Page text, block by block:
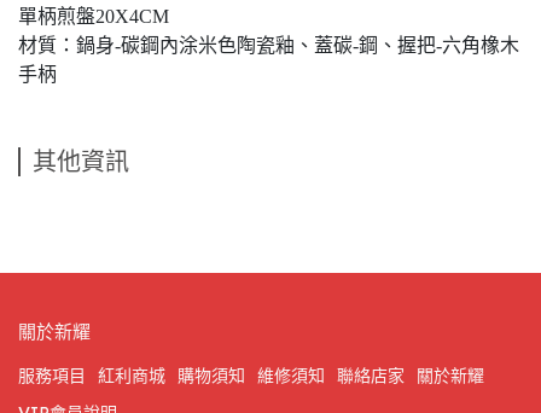
單柄煎盤20X4CM
材質：鍋身-碳鋼內涂米色陶瓷釉、蓋碳-鋼、握把-六角橡木
手柄
其他資訊
關於新耀
服務項目 紅利商城 購物須知 維修須知 聯絡店家
關於新耀